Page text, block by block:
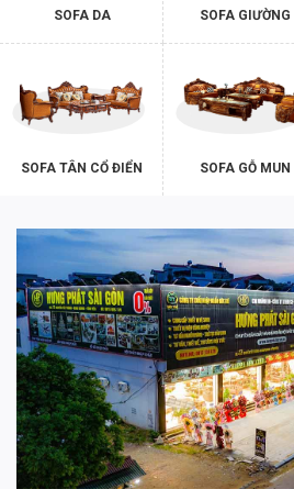
SOFA DA SOFA GIƯỜNG
SOFA TÂN CỔ ĐIỂN SOFA GỖ MUN